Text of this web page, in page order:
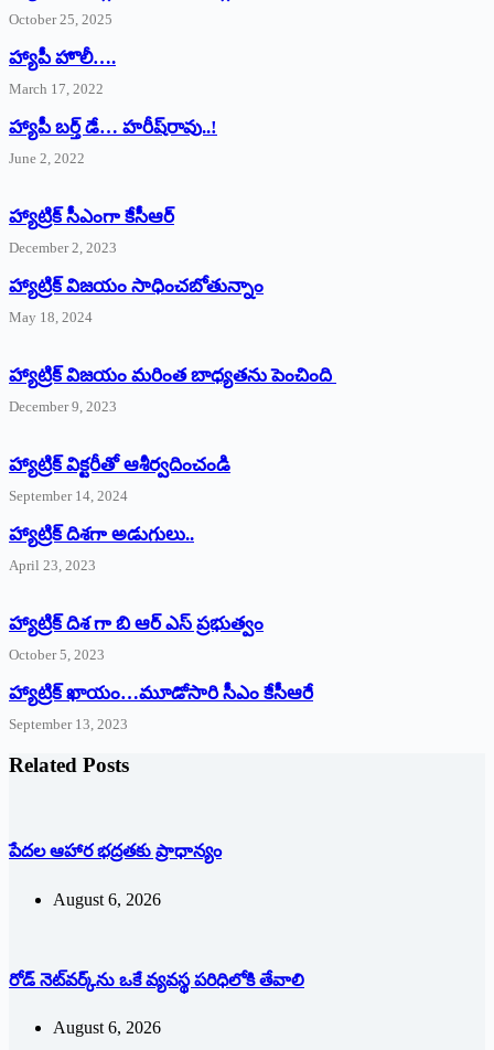
October 25, 2025
హ్యాపీ హొలీ….
March 17, 2022
హ్యాపీ బర్త్ ‌డే… హరీష్‌రావు..!
June 2, 2022
హ్యాట్రిక్‌ ‌సీఎంగా కేసీఆర్‌
December 2, 2023
హ్యాట్రిక్‌ విజయం సాధించబోతున్నాం
May 18, 2024
హ్యాట్రిక్ విజయం మరింత బాధ్యతను పెంచింది
December 9, 2023
హ్యాట్రిక్‌ ‌విక్టరీతో ఆశీర్వదించండి
September 14, 2024
‌హ్యాట్రిక్‌ ‌దిశగా అడుగులు..
April 23, 2023
హ్యాట్రిక్ దిశ గా బి ఆర్ ఎస్ ప్రభుత్వం
October 5, 2023
హ్యాట్రిక్‌ ‌ఖాయం…మూడోసారి సీఎం కేసీఆరే
September 13, 2023
Related Posts
పేదల ఆహార భద్రతకు ప్రాధాన్యం
August 6, 2026
రోడ్ నెట్‌వర్క్‌ను ఒకే వ్య‌వ‌స్థ ప‌రిధిలోకి తేవాలి
August 6, 2026